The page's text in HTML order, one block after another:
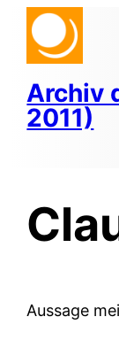
Zum
Inhalt
springen
Archiv
2011)
Aussage